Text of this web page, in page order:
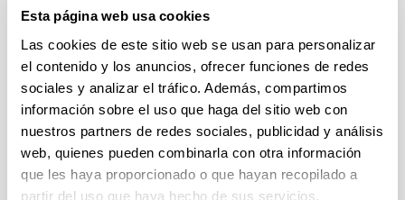
Esta página web usa cookies
Las cookies de este sitio web se usan para personalizar
el contenido y los anuncios, ofrecer funciones de redes
sociales y analizar el tráfico. Además, compartimos
información sobre el uso que haga del sitio web con
nuestros partners de redes sociales, publicidad y análisis
web, quienes pueden combinarla con otra información
que les haya proporcionado o que hayan recopilado a
partir del uso que haya hecho de sus servicios.
N.; Zuloaga, O.; Olivares, M.; Prieto, A., Effect-
Directed Analysis in Hospital Effluent Waters
Using A-Yes Bioassay for the Identification of
Endocrine Disrupting Compounds, SSRN, 2022,
SSRN:https://ssrn.com/abstract=4060471orhttp
s://doi.org/10.2139/ssrn.4060471
Lopez-Herguedas, N.; González-Gaya,
B.; Castelblanco-Boyacá, N.; Rico, A.; Etxebarria,
N.; Olivares, M.; Prieto, A.; Zuloaga, O.,
Characterization of the contamination fingerprint